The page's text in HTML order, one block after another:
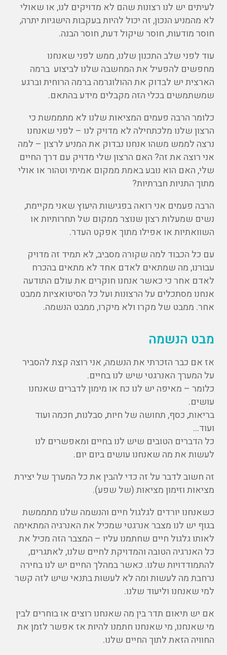
לעיתים יש לנו רצונות שהם לא מדויקים לנו, או שאולי
לא מהמניע הנכון, זה יכול להיות בעקבות הישגיות יתרה,
חוסר מודעות, חוסר שיקול דעת, חוסר הבנה.
עוד לפני שלב התכנון שלנו, ממש לפני שאנחנו
מחפשים להפעיל את המחשבה שלנו לביצוע ברמה
הארצית יש לבדוק את ההולוגרמה ברמה הרוחית וברגע
שמשתמשים בכלי הזה מקבלים מידע בהתאם.
כלומר הרבה פעמים המציאות שלנו לא מתממשת כי
הרצון שלנו מלכתחילה לא מדויק לנו – לפני שאנחנו
נרצה לממש משהו אנחנו נבדוק את המניע לרצון – למה
אני רוצה את זה? האם הרצון שלי מדויק עם דרך החיים
שלי, האם הוא נובע באמת ממקום אמיתי וטהור או אולי
מתוך התניות חברתיות?
הרבה פעמים אני רואה בפגישות היעוץ שאני מקיימת,
נשים שמעלות רצון שנוצר ממקום של תחרותיות או
השוואתיות או אפילו מתוך אפקט העדר.
עם כל הכבוד למה שקורה מסביב, לא תמיד זה מדויק
עבורנו, מה שמתאים לאדם אחד לא מתאים בהכרח
לאדם אחר כי כאשר אנחנו חוקרים את עולם התודעה
אנחנו מסתכלים על הרצונות ועל כל הסיטואציות ממבט
אחר. ממבט של מקרו ולא מיקרו, ממבט הנשמה.
מבט הנשמה
אז אם כבר הזכרתי את הנשמה, אני רוצה קצת להסביר
על המערך האנרגטי שיש לנו בחיים.
כלומר – מאיפה יש לנו כח או מימון לדברים שאנחנו
עושים.
בריאות, כסף, תחושה של חיות, סבלנות, חכמה ועוד
ועוד…
כל הדברים הטובים שיש לנו בחיים ומאפשרים לנו
לעשות את מה שאנחנו עושים ביום יום.
זה חשוב לדבר על זה כדי להבין את כל המערך של יצירת
מציאות וזימון מציאות (של שפע).
כשאנחנו יורדים לגלגול חיים והנשמה שלנו מתממשת
בגוף יש לנו מצבר אנרגטי שמכיל את האנרגיה המתאימה
לאותו גלגול חיים שחתמנו עליו – המצבר הזה מכיל את
כל האנרגיה הטובה והמדויקת לחיים שלנו, לאתגרים,
להתמודדויות שלנו. כאשר במהלך החיים יש לנו בחירה
נרחבת מה לעשות ומה לא לעשות בתנאי שיש לזה קשר
למי שאנחנו וליעוד שלנו.
אם יש תיאום תדר בין מה שאנחנו רוצים או בוחרים לבין
מי שאנחנו, מי שאנחנו חתמנו להיות אז אפשר לזמן את
החוויה הזאת לתוך החיים שלנו.